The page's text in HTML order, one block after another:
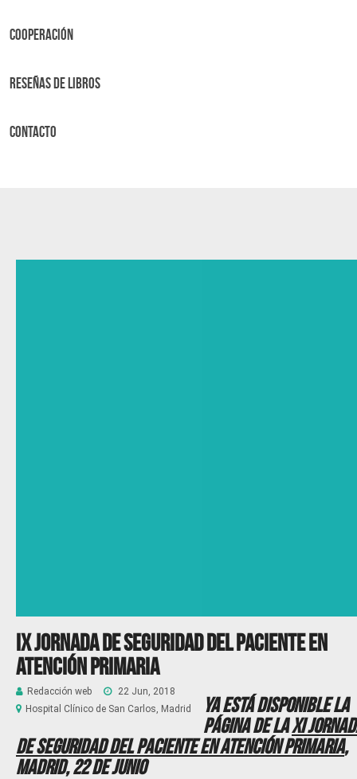
Cooperación
Reseñas de libros
Contacto
IX Jornada de Seguridad del paciente en
Atención Primaria
Redacción web
22 Jun, 2018
Hospital Clínico de San Carlos, Madrid
Ya está disponible la
página de laXI
de Seguridad del Paciente en Atención Primaria,
Madrid, 22 de junio